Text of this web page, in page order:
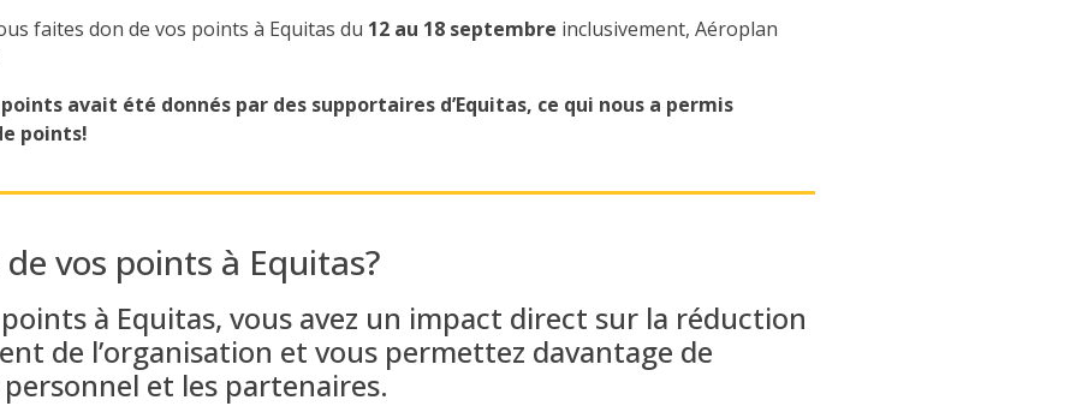
faites don de vos points à Equitas du 12 au 18 septembre inclusivement, Aéroplan
points avait été donnés par des supportaires d’Equitas, ce qui nous a permis
points!
vos points à Equitas?
à Equitas, vous avez un impact direct sur la réduction
de l’organisation et vous permettez davantage de
et les partenaires.